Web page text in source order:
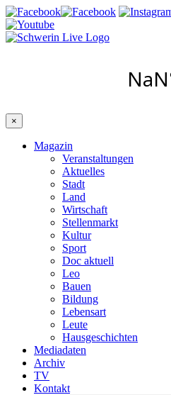
×
Magazin
Veranstaltungen
Aktuelles
Stadt
Land
Wirtschaft
Stellenmarkt
Kultur
Sport
Doc aktuell
Leo
Bauen
Bildung
Lebensart
Leute
Hausgeschichten
Mediadaten
Archiv
TV
Kontakt